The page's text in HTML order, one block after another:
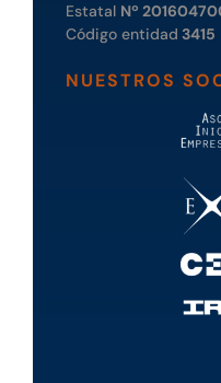
Estatal Nº
Código entidad 3415
NUESTROS